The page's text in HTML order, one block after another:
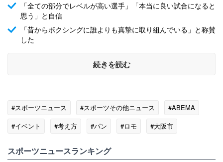
「全ての部分でレベルが高い選手」「本当に良い試合になると
思う」と自信
「昔からボクシングに誰よりも真摯に取り組んでいる」と称賛
した
続きを読む
#スポーツニュース #スポーツその他ニュース
#ABEMA
#イベント
#考え方 #パン #ロモ
#大阪市
スポーツニュースランキング